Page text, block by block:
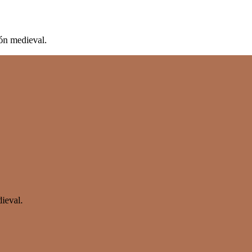
medieval.